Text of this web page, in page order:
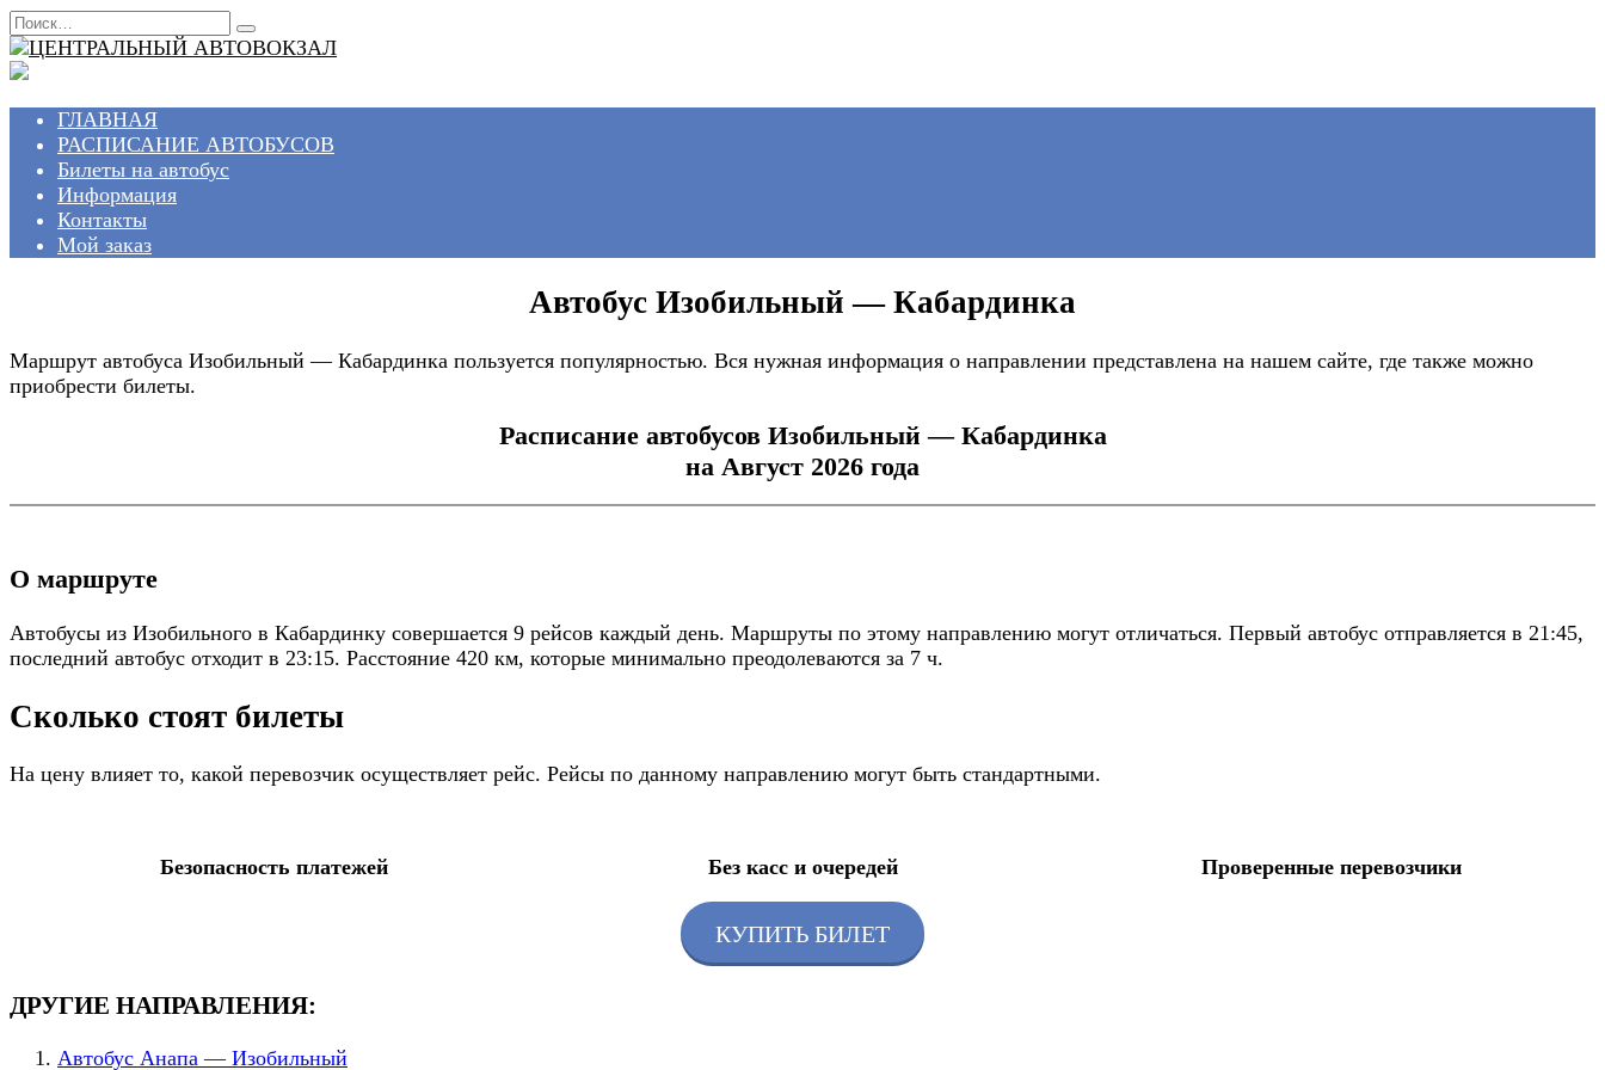
Перейти
к
содержанию
Search
for:
ГЛАВНАЯ
РАСПИСАНИЕ АВТОБУСОВ
Билеты на автобус
Информация
Контакты
Мой заказ
Автобус Изобильный — Кабардинка
Маршрут автобуса Изобильный — Кабардинка пользуется популярностью. Вся нужная информация о направлении представлена на нашем сайте, где также можно
приобрести билеты.
Расписание автобусов Изобильный — Кабардинка
на Август 2026 года
О маршруте
Автобусы из Изобильного в Кабардинку совершается 9 рейсов каждый день. Маршруты по этому направлению могут отличаться. Первый автобус отправляется в 21:45,
последний автобус отходит в 23:15. Расстояние 420 км, которые минимально преодолеваются за 7 ч.
Сколько стоят билеты
На цену влияет то, какой перевозчик осуществляет рейс. Рейсы по данному направлению могут быть стандартными.
Безопасность платежей Без касс и очередей Проверенные перевозчики
КУПИТЬ БИЛЕТ
ДРУГИЕ НАПРАВЛЕНИЯ:
Автобус Анапа — Изобильный